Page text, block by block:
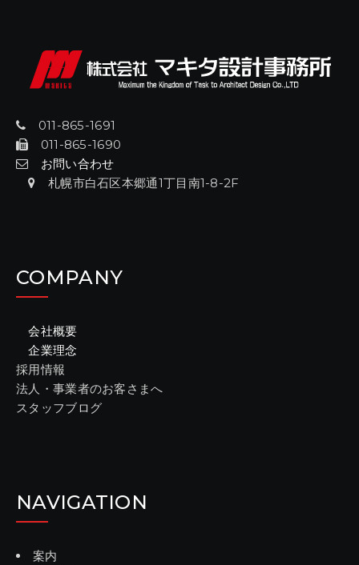
011-865-1691
011-865-1690
お問い合わせ
札幌市白石区本郷通1丁目南1-8-2F
COMPANY
会社概要
企業理念
採用情報
法人・事業者のお客さまへ
スタッフブログ
NAVIGATION
案内